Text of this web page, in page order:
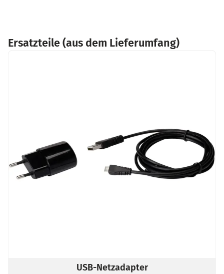
Ersatzteile (aus dem Lieferumfang)
USB-Netzadapter